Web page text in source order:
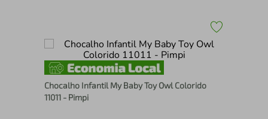
Chocalho Infantil My Baby Toy Owl Colorido
11011 - Pimpi